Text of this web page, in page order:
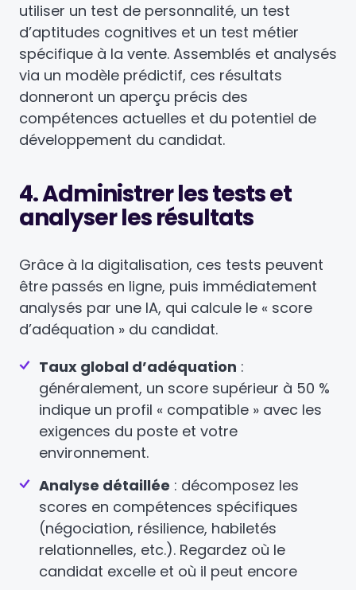
utiliser un test de personnalité, un test
d’aptitudes cognitives et un test métier
spécifique à la vente. Assemblés et analysés
via un modèle prédictif, ces résultats
donneront un aperçu précis des
compétences actuelles et du potentiel de
développement du candidat.
4. Administrer les tests et
analyser les résultats
Grâce à la digitalisation, ces tests peuvent
être passés en ligne, puis immédiatement
analysés par une IA, qui calcule le « score
d’adéquation » du candidat.
Taux global d’adéquation :
généralement, un score supérieur à 50 %
indique un profil « compatible » avec les
exigences du poste et votre
environnement.
Analyse détaillée : décomposez les
scores en compétences spécifiques
(négociation, résilience, habiletés
relationnelles, etc.). Regardez où le
candidat excelle et où il peut encore